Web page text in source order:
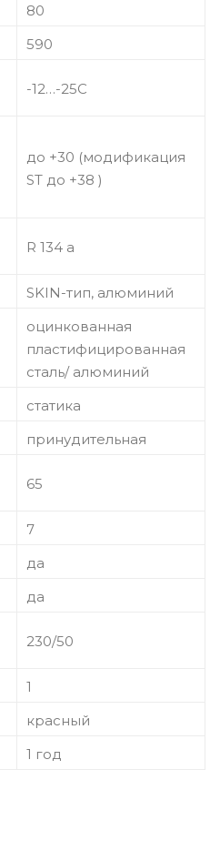
80
590
-12…-25C
до +30 (модификация
ST до +38 )
R 134 a
SKIN-тип, алюминий
оцинкованная
пластифицированная
сталь/ алюминий
статика
принудительная
65
7
да
да
230/50
1
красный
1 год